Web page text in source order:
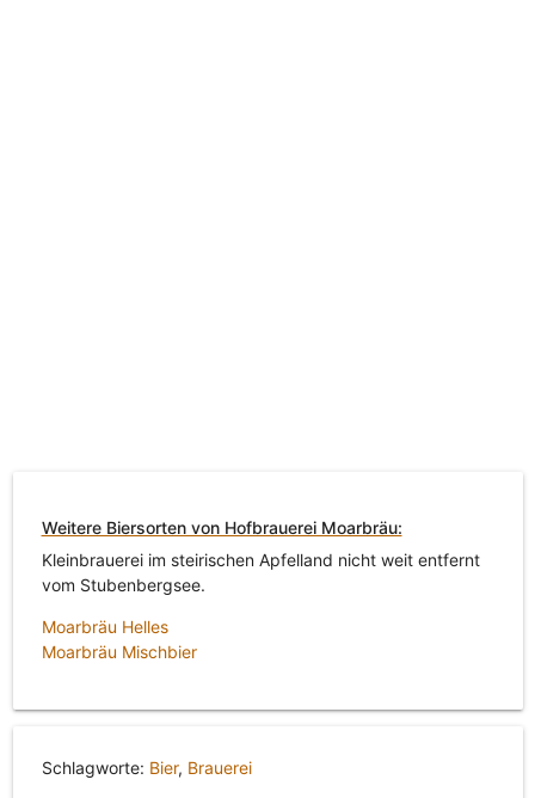
Weitere Biersorten von Hofbrauerei Moarbräu:
Kleinbrauerei im steirischen Apfelland nicht weit entfernt
vom Stubenbergsee.
Moarbräu Helles
Moarbräu Mischbier
Schlagworte: Bier, Brauerei